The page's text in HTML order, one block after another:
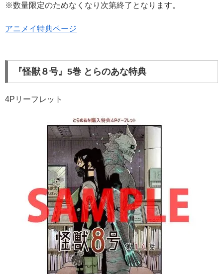
※数量限定のためなくなり次第終了となります。
アニメイ特典ページ
『怪獣８号』5巻 とらのあな特典
4Pリーフレット